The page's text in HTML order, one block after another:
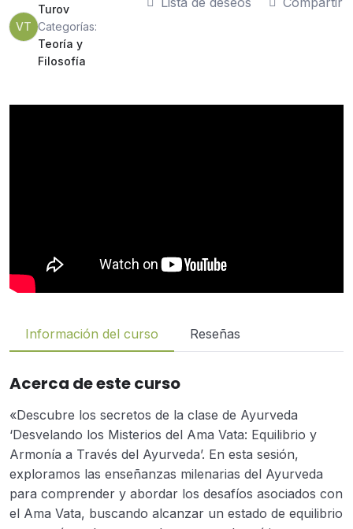
VT
Turov
Categorías:
Teoría y
Filosofía
Información del curso Reseñas
Acerca de este curso
«Descubre los secretos de la clase de Ayurveda
‘Desvelando los Misterios del Ama Vata: Equilibrio y
Armonía a Través del Ayurveda’. En esta sesión,
exploramos las enseñanzas milenarias del Ayurveda
para comprender y abordar los desafíos asociados con
el Ama Vata, buscando alcanzar un estado de equilibrio